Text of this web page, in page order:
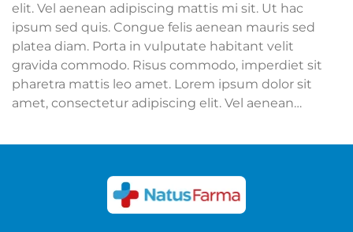
elit. Vel aenean adipiscing mattis mi sit. Ut hac
ipsum sed quis. Congue felis aenean mauris sed
platea diam. Porta in vulputate habitant velit
gravida commodo. Risus commodo, imperdiet sit
pharetra mattis leo amet. Lorem ipsum dolor sit
amet, consectetur adipiscing elit. Vel aenean
Congue felis aenean mauris sed platea diam. Porta
commodo, imperdiet sit pharetra mattis leo amet.